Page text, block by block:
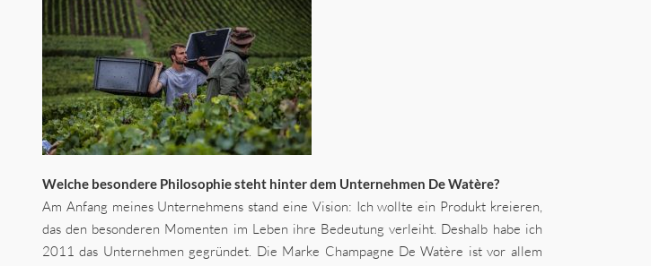
Welche besondere Philosophie steht hinter dem Unternehmen De Watère?
Am Anfang meines Unternehmens stand eine Vision: Ich wollte ein Produkt kreieren,
das den besonderen Momenten im Leben ihre Bedeutung verleiht. Deshalb habe ich
2011 das Unternehmen gegründet. Die Marke Champagne De Watère ist vor allem